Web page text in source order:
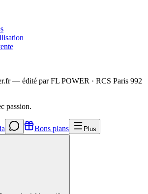
— édité parFL POWER · RCS Paris 992
passion.
Bons plans Plus